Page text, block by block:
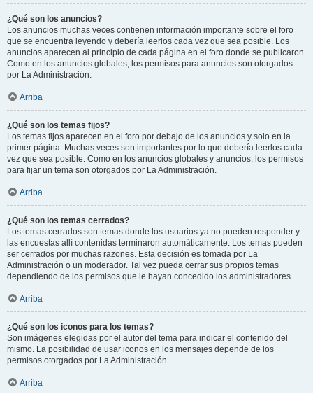
¿Qué son los anuncios?
Los anuncios muchas veces contienen información importante sobre el foro
que se encuentra leyendo y debería leerlos cada vez que sea posible. Los
anuncios aparecen al principio de cada página en el foro donde se publicaron.
Como en los anuncios globales, los permisos para anuncios son otorgados
por La Administración.
Arriba
¿Qué son los temas fijos?
Los temas fijos aparecen en el foro por debajo de los anuncios y solo en la
primer página. Muchas veces son importantes por lo que debería leerlos cada
vez que sea posible. Como en los anuncios globales y anuncios, los permisos
para fijar un tema son otorgados por La Administración.
Arriba
¿Qué son los temas cerrados?
Los temas cerrados son temas donde los usuarios ya no pueden responder y
las encuestas allí contenidas terminaron automáticamente. Los temas pueden
ser cerrados por muchas razones. Esta decisión es tomada por La
Administración o un moderador. Tal vez pueda cerrar sus propios temas
dependiendo de los permisos que le hayan concedido los administradores.
Arriba
¿Qué son los iconos para los temas?
Son imágenes elegidas por el autor del tema para indicar el contenido del
mismo. La posibilidad de usar iconos en los mensajes depende de los
permisos otorgados por La Administración.
Arriba